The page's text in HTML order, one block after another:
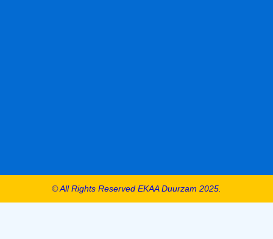
© All Rights Reserved EKAA Duurzam 2025.